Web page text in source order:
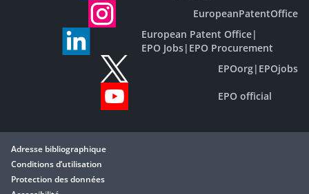
EuropeanPatentOffice
European Patent Office|
EPO Jobs| EPO Procurement
EPOorg| EPOjobs
EPO official
Adresse bibliographique
Conditions d’utilisation
Protection des données